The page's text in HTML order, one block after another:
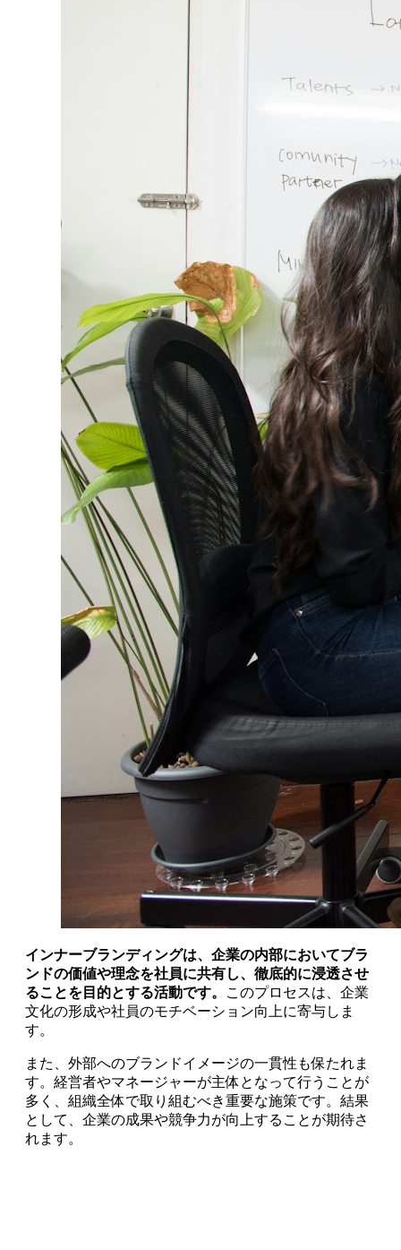
インナーブランディングは、企業の内部においてブラ
ンドの価値や理念を社員に共有し、徹底的に浸透させ
ることを目的とする活動です。
このプロセスは、企業
文化の形成や社員のモチベーション向上に寄与しま
す。
また、外部へのブランドイメージの一貫性も保たれま
す。経営者やマネージャーが主体となって行うことが
多く、組織全体で取り組むべき重要な施策です。結果
として、企業の成果や競争力が向上することが期待さ
れます。